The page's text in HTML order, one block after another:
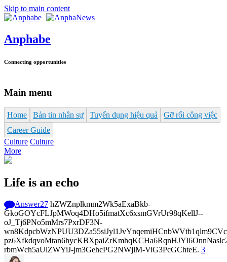
Skip to main content
Anphabe
Connecting opportunities
Main menu
Home Bản tin nhân sự Tuyển dụng hiệu quả
Gỡ rối công việc
Career Guide
Culture Culture
More
Life is an echo
Answer27 hZWZnplkmm2Wk5aExaBkb-
GkoGOYcFLJpMWoq4DHo5ifmatXc6xsmGVrUr98qKellJ--
oJ_Tj6PNo5mMrs7PxrDF3N-
rbmWch5aUlZWYiJ-jm3GehcPG2NWjlM-ViG3PcGChteE. 3